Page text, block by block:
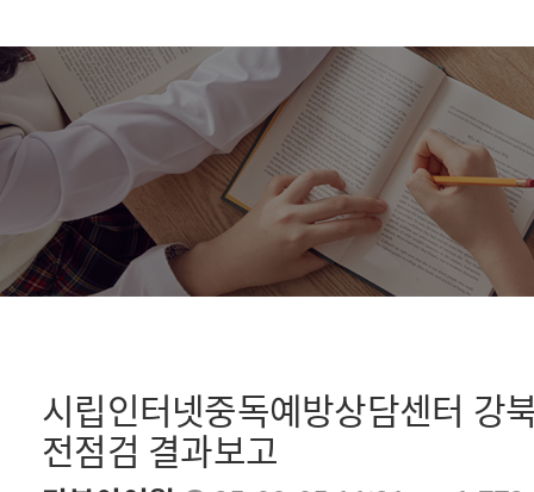
시립인터넷중독예방상담센터 강
전점검 결과보고